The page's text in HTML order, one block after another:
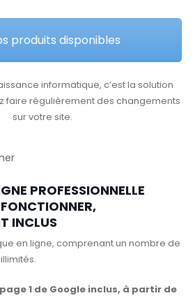
produits disponibles
informatique, c’est la solution
faire régulièrement des changements
sur votre site.
PROFESSIONNELLE
INCLUS
en ligne, comprenant un nombre de
1 de Google inclus, à partir de